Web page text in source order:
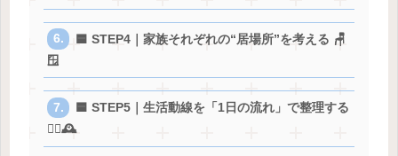
🟦 STEP4｜家族それぞれの“居場所”を考える 🪑
🪟
🟦 STEP5｜生活動線を「1日の流れ」で整理する
🚶‍♂️🕰️